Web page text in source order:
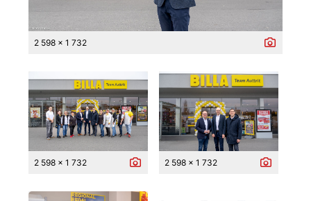
2 598 x 1 732
2 598 x 1 732 2 598 x 1 732